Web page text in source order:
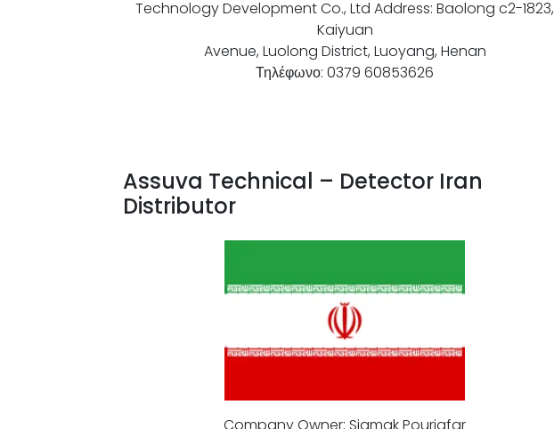
Technology Development Co., Ltd Address: Baolong c2-1823,
Kaiyuan
Avenue, Luolong District, Luoyang, Henan
Τηλέφωνο: 0379 60853626
Assuva Technical – Detector Iran
Distributor